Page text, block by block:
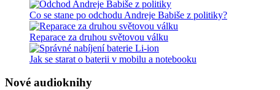
Co se stane po odchodu Andreje Babiše z politiky?
Reparace za druhou světovou válku
Jak se starat o baterii v mobilu a notebooku
Nové audioknihy